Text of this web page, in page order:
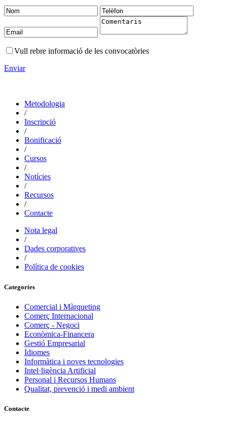
Vull rebre informació de les convocatòries
Enviar
Metodologia
/
Inscripció
/
Bonificació
/
Cursos
/
Notícies
/
Recursos
/
Contacte
Nota legal
/
Dades corporatives
/
Política de cookies
Categories
Comercial i Màrqueting
Comerç Internacional
Comerç - Negoci
Econòmica-Financera
Gestió Empresarial
Idiomes
Informàtica i noves tecnologies
Intel·ligència Artificial
Personal i Recursos Humans
Qualitat, prevenció i medi ambient
Contacte